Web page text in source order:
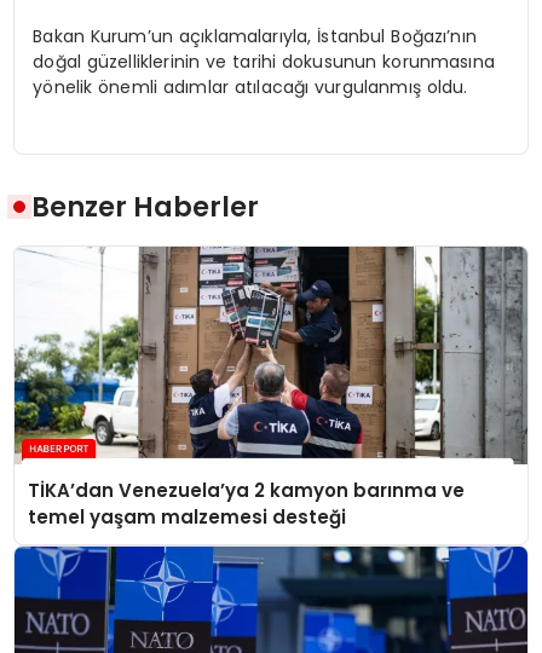
Bakan Kurum’un açıklamalarıyla, İstanbul Boğazı’nın
doğal güzelliklerinin ve tarihi dokusunun korunmasına
yönelik önemli adımlar atılacağı vurgulanmış oldu.
Benzer Haberler
TİKA’dan Venezuela’ya 2 kamyon barınma ve
temel yaşam malzemesi desteği